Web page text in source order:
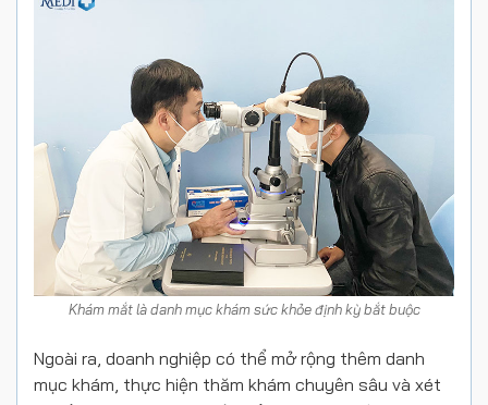
Khám mắt là danh mục khám sức khỏe định kỳ bắt buộc
Ngoài ra, doanh nghiệp có thể mở rộng thêm danh
mục khám, thực hiện thăm khám chuyên sâu và xét